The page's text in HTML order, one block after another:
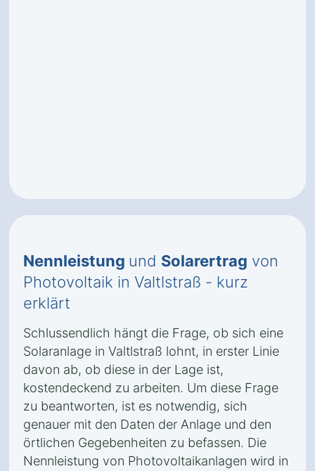
Nennleistung und Solarertrag von
Photovoltaik in Valtlstraß - kurz
erklärt
Schlussendlich hängt die Frage, ob sich eine
Solaranlage in Valtlstraß lohnt, in erster Linie
davon ab, ob diese in der Lage ist,
kostendeckend zu arbeiten. Um diese Frage
zu beantworten, ist es notwendig, sich
genauer mit den Daten der Anlage und den
örtlichen Gegebenheiten zu befassen. Die
Nennleistung von Photovoltaikanlagen wird in